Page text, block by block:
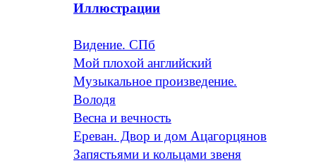
Иллюстрации
Видение. СПб
Мой плохой английский
Музыкальное произведение.
Володя
Весна и вечность
Ереван. Двор и дом Ацагорцянов
Запястьями и кольцами звеня